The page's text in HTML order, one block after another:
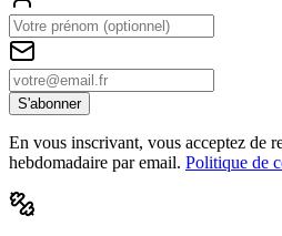
S'abonner
En vous inscrivant, vous acceptez de
hebdomadaire par email. Politique de